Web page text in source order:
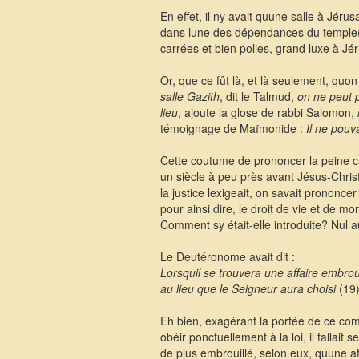
En effet, il ny avait quune salle à
dans lune des dépendances du
carrées et bien polies, grand luxe à
Or, que ce fût là, et là seulement,
salle Gazith, dit le Talmud, on ne peut
lieu, ajoute la glose de rabbi Salomon,
témoignage de Maïmonide : Il ne
Cette coutume de prononcer la peine
un siècle à peu près avant Jésus-
la justice lexigeait, on savait
pour ainsi dire, le droit de vie et de
Comment sy était-elle introduite? Nul
Le Deutéronome avait dit :
Lorsquil se trouvera une affaire
au lieu que le Seigneur aura choisi
Eh bien, exagérant la portée de ce
obéir ponctuellement à la loi, il fallait
de plus embrouillé, selon eux, quune